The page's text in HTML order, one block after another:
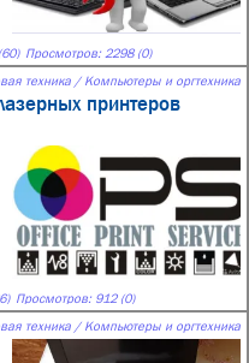
Просмотров: 2298 (0)
техника / Компьютеры и оргтехника
принтеров
Просмотров: 912 (0)
техника / Компьютеры и оргтехника